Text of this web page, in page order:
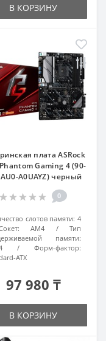
В КОРЗИНУ
плата ASRock
Gaming 4 (90-
A0UAYZ) черный
0
слотов памяти: 4
AM4
Тип
памяти:
Форм-фактор:
ATX
97 980 ₸
В КОРЗИНУ